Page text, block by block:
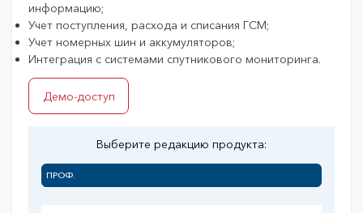
информацию;
Учет поступления, расхода и списания ГСМ;
Учет номерных шин и аккумуляторов;
Интеграция с системами спутникового мониторинга.
Демо-доступ
Выберите редакцию продукта:
ПРОФ.